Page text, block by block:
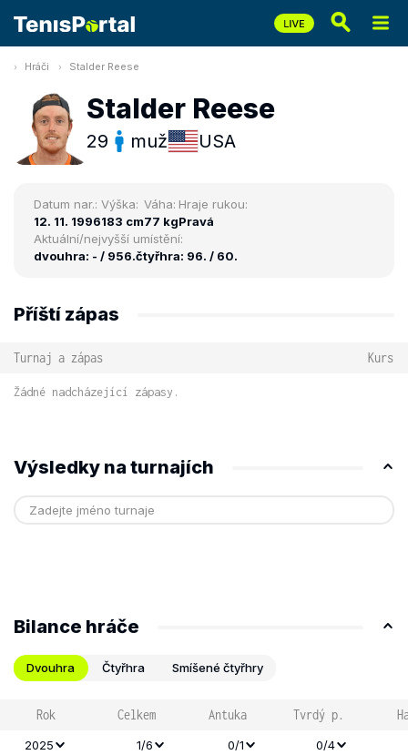
Hráči Stalder Reese
Stalder Reese
29 muž USA
Datum nar.:
12. 11. 1996
Výška:
183 cm
Váha:
77 kg
Hraje rukou:
Pravá
Aktuální/nejvyšší umístění:
dvouhra: - / 956.čtyřhra: 96. / 60.
Příští zápas
Turnaj a zápas Kurs
Žádné nadcházející zápasy.
Výsledky na turnajích
Bilance hráče
Dvouhra Čtyřhra Smíšené čtyřhry
Rok Celkem Antuka Tvrdý p.
2025 1/6 0/1
0/4